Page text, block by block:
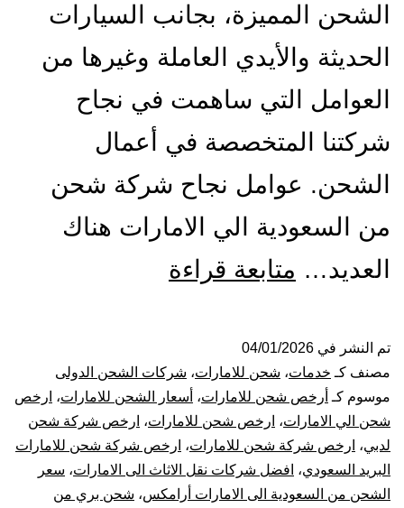
الشحن المميزة، بجانب السيارات
الحديثة والأيدي العاملة وغيرها من
العوامل التي ساهمت في نجاح
شركتنا المتخصصة في أعمال
الشحن. عوامل نجاح شركة شحن
من السعودية الي الامارات هناك
العديد… متابعة قراءة
السعودية
الي
الامارات
تم النشر في 04/01/2026
مصنف كـ خدمات، شحن للامارات، شركات الشحن الدولى
موسوم كـ أرخص شحن للامارات، أسعار الشحن للامارات، ارخص
شحن الي الامارات، ارخص شحن للامارات، ارخص شركة شحن
لدبي، ارخص شركة شحن للامارات، ارخص شركة شحن للامارات
البريد السعودي، افضل شركات نقل الاثاث الى الامارات، سعر
الشحن من السعودية الى الامارات أرامكس، شحن بري من